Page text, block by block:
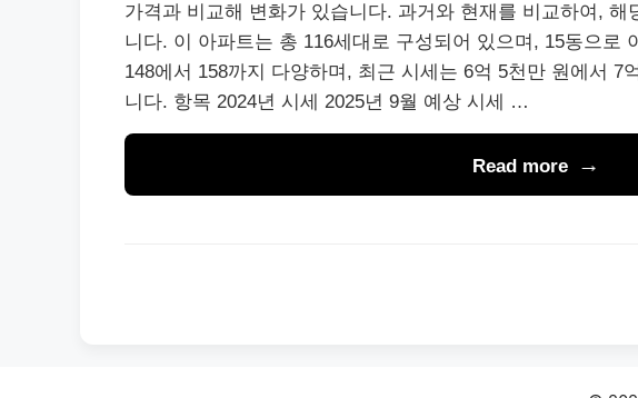
가격과 비교해 변화가 있습니다. 과거와 현재를 비교하여,
니다. 이 아파트는 총 116세대로 구성되어 있으며, 15동으로
148에서 158까지 다양하며, 최근 시세는 6억 5천만 원에서 7
니다. 항목 2024년 시세 2025년 9월 예상 시세 …
Read more